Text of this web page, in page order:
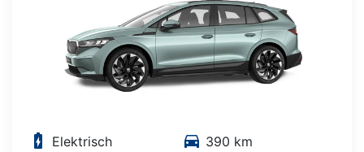
battery_charging_full Elektrisch directions_car 390 km